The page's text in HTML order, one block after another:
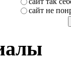
сайт не